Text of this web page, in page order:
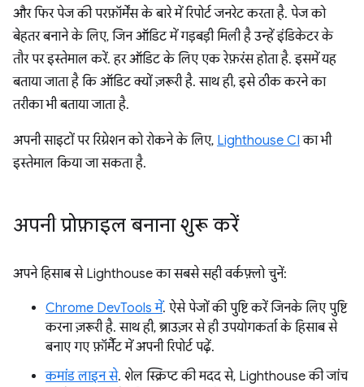
और फिर पेज की परफ़ॉर्मेंस के बारे में रिपोर्ट जनरेट करता है. पेज को
बेहतर बनाने के लिए, जिन ऑडिट में गड़बड़ी मिली है उन्हें इंडिकेटर के
तौर पर इस्तेमाल करें. हर ऑडिट के लिए एक रेफ़रंस होता है. इसमें यह
बताया जाता है कि ऑडिट क्यों ज़रूरी है. साथ ही, इसे ठीक करने का
तरीका भी बताया जाता है.
अपनी साइटों पर रिग्रेशन को रोकने के लिए, Lighthouse CI का भी
इस्तेमाल किया जा सकता है.
अपनी प्रोफ़ाइल बनाना शुरू करें
अपने हिसाब से Lighthouse का सबसे सही वर्कफ़्लो चुनें:
Chrome DevTools में. ऐसे पेजों की पुष्टि करें जिनके लिए पुष्टि
करना ज़रूरी है. साथ ही, ब्राउज़र से ही उपयोगकर्ता के हिसाब से
बनाए गए फ़ॉर्मैट में अपनी रिपोर्ट पढ़ें.
कमांड लाइन से. शेल स्क्रिप्ट की मदद से, Lighthouse की जांच